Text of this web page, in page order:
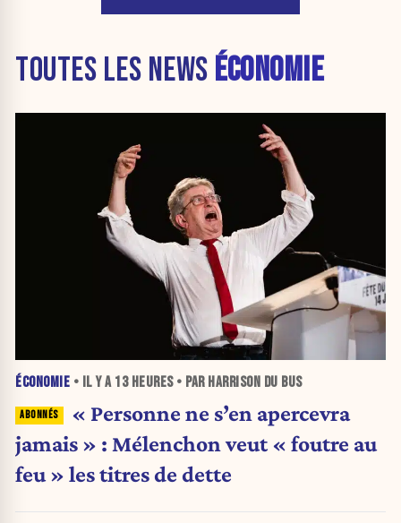
TOUTES LES NEWS ÉCONOMIE
ÉCONOMIE • IL Y A 13 HEURES• PAR HARRISON DU BUS
« Personne ne s’en apercevra
jamais » : Mélenchon veut « foutre au
feu » les titres de dette